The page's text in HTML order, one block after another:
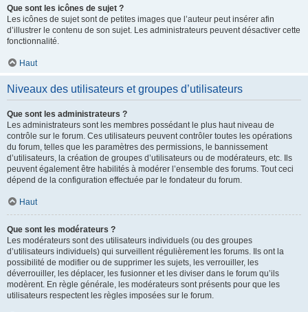
Que sont les icônes de sujet ?
Les icônes de sujet sont de petites images que l’auteur peut insérer afin
d’illustrer le contenu de son sujet. Les administrateurs peuvent désactiver cette
fonctionnalité.
Haut
Niveaux des utilisateurs et groupes d’utilisateurs
Que sont les administrateurs ?
Les administrateurs sont les membres possédant le plus haut niveau de
contrôle sur le forum. Ces utilisateurs peuvent contrôler toutes les opérations
du forum, telles que les paramètres des permissions, le bannissement
d’utilisateurs, la création de groupes d’utilisateurs ou de modérateurs, etc. Ils
peuvent également être habilités à modérer l’ensemble des forums. Tout ceci
dépend de la configuration effectuée par le fondateur du forum.
Haut
Que sont les modérateurs ?
Les modérateurs sont des utilisateurs individuels (ou des groupes
d’utilisateurs individuels) qui surveillent régulièrement les forums. Ils ont la
possibilité de modifier ou de supprimer les sujets, les verrouiller, les
déverrouiller, les déplacer, les fusionner et les diviser dans le forum qu’ils
modèrent. En règle générale, les modérateurs sont présents pour que les
utilisateurs respectent les règles imposées sur le forum.